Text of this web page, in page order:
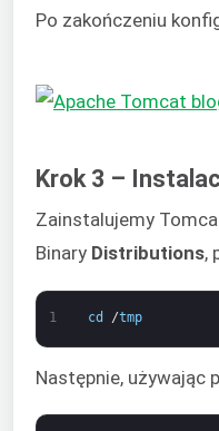
Po zakończeniu
Krok 3 –
Zainstalujemy
Binary Distributions,
1 cd /tmp
Następnie, używając